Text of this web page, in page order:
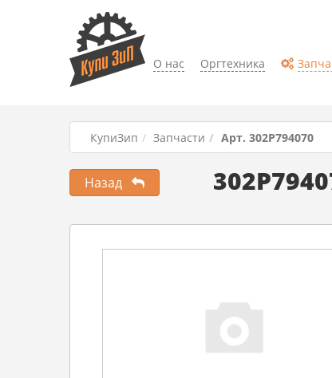
О нас Оргтехника
КупиЗип Запчасти Арт. 302P794070
Назад